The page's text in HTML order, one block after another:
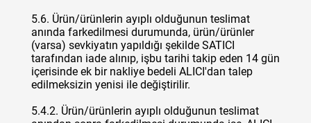
5.6. Ürün/ürünlerin ayıplı olduğunun teslimat
anında farkedilmesi durumunda, ürün/ürünler
(varsa) sevkiyatın yapıldığı şekilde SATICI
tarafından iade alınıp, işbu tarihi takip eden 14 gün
içerisinde ek bir nakliye bedeli ALICI'dan talep
edilmeksizin yenisi ile değiştirilir.
5.4.2. Ürün/ürünlerin ayıplı olduğunun teslimat